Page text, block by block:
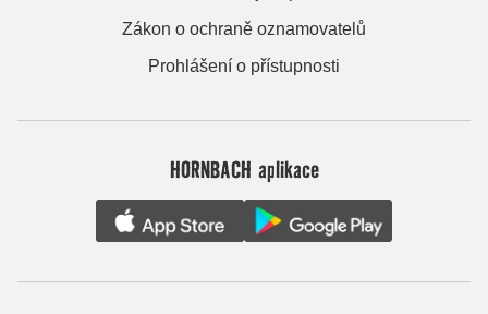
Zákon o ochraně oznamovatelů
Prohlášení o přístupnosti
HORNBACH aplikace